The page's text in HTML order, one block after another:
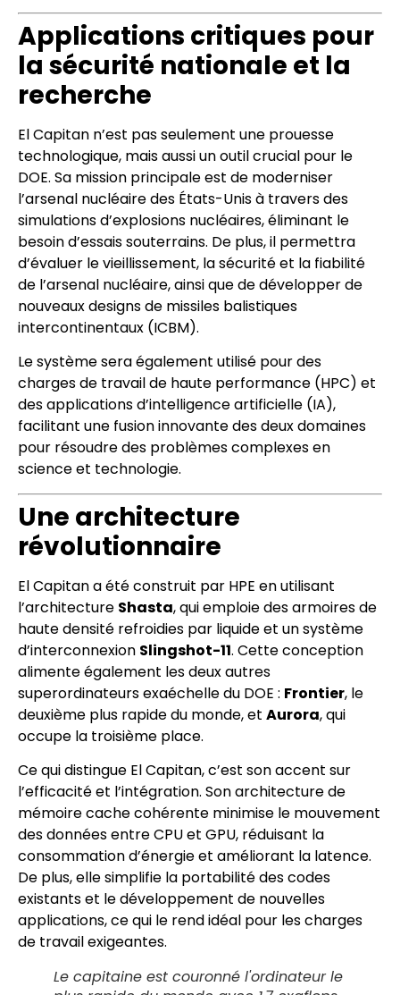
Applications critiques pour
la sécurité nationale et la
recherche
El Capitan n’est pas seulement une prouesse
technologique, mais aussi un outil crucial pour le
DOE. Sa mission principale est de moderniser
l’arsenal nucléaire des États-Unis à travers des
simulations d’explosions nucléaires, éliminant le
besoin d’essais souterrains. De plus, il permettra
d’évaluer le vieillissement, la sécurité et la fiabilité
de l’arsenal nucléaire, ainsi que de développer de
nouveaux designs de missiles balistiques
intercontinentaux (ICBM).
Le système sera également utilisé pour des
charges de travail de haute performance (HPC) et
des applications d’intelligence artificielle (IA),
facilitant une fusion innovante des deux domaines
pour résoudre des problèmes complexes en
science et technologie.
Une architecture
révolutionnaire
El Capitan a été construit par HPE en utilisant
l’architecture Shasta, qui emploie des armoires de
haute densité refroidies par liquide et un système
d’interconnexion Slingshot-11. Cette conception
alimente également les deux autres
superordinateurs exaéchelle du DOE : Frontier, le
deuxième plus rapide du monde, et Aurora, qui
occupe la troisième place.
Ce qui distingue El Capitan, c’est son accent sur
l’efficacité et l’intégration. Son architecture de
mémoire cache cohérente minimise le mouvement
des données entre CPU et GPU, réduisant la
consommation d’énergie et améliorant la latence.
De plus, elle simplifie la portabilité des codes
existants et le développement de nouvelles
applications, ce qui le rend idéal pour les charges
de travail exigeantes.
Le capitaine est couronné l'ordinateur le